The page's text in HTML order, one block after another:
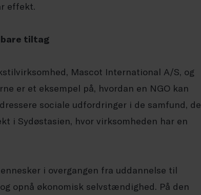
effekt.
tiltag
Mascot International A/S, og
er et eksempel på, hvordan en NGO kan
sociale udfordringer i de samfund, de
i Sydøstasien, hvor virksomheden har en
i overgangen fra uddannelse til
opnå økonomisk selvstændighed. På den